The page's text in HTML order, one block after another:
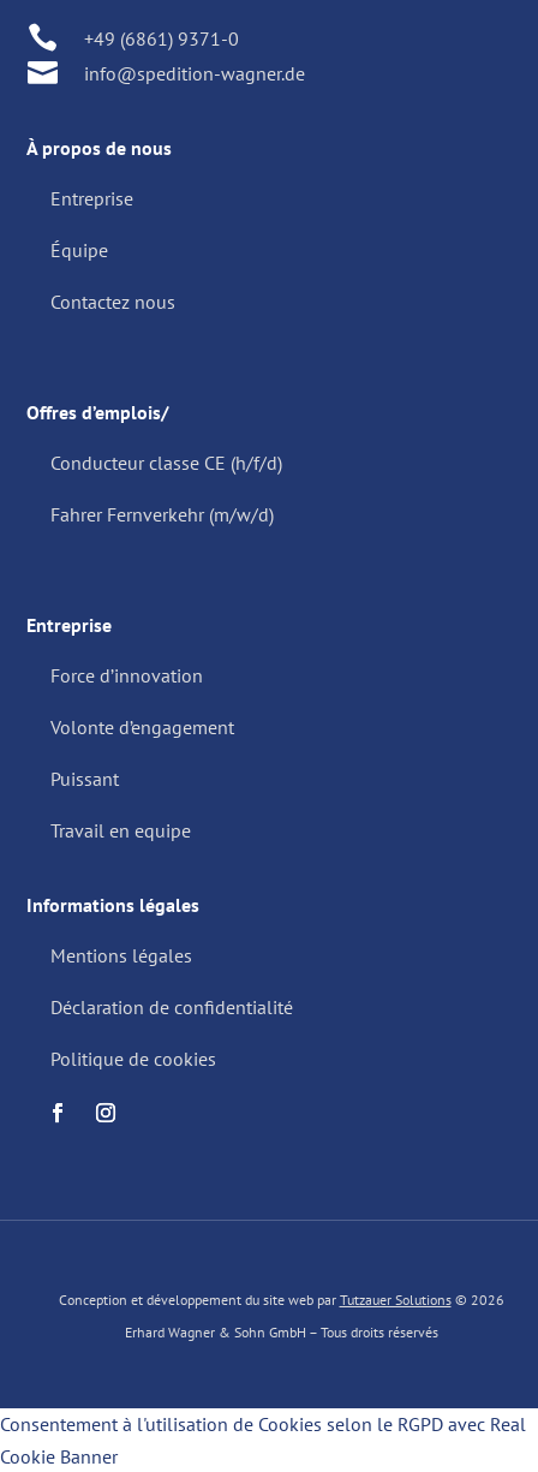
 +49 (6861) 9371-0
 info@spedition-wagner.de
À propos de nous
Entreprise
Équipe
Contactez nous
Offres d’emplois/
Conducteur classe CE (h/f/d)
Fahrer Fernverkehr (m/w/d)
Entreprise
Force d’innovation
Volonte d’engagement
Puissant
Travail en equipe
Informations légales
Mentions légales
Déclaration de confidentialité
Politique de cookies
Conception et développement du site web par Tutzauer Solutions© 2026
Erhard Wagner & Sohn GmbH – Tous droits réservés
Consentement à l'utilisation de Cookies selon le RGPD avec Real
Cookie Banner